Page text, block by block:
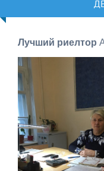
Лучший риелтор